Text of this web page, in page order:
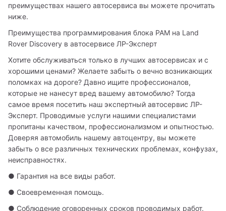
преимуществах нашего автосервиса вы можете прочитать
ниже.
Преимущества программирования блока PAM на Land
Rover Discovery в автосервисе ЛР-Эксперт
Хотите обслуживаться только в лучших автосервисах и с
хорошими ценами? Желаете забыть о вечно возникающих
поломках на дороге? Давно ищите профессионалов,
которые не нанесут вред вашему автомобилю? Тогда
самое время посетить наш экспертный автосервис ЛР-
Эксперт. Проводимые услуги нашими специалистами
пропитаны качеством, профессионализмом и опытностью.
Доверяя автомобиль нашему автоцентру, вы можете
забыть о все различных технических проблемах, конфузах,
неисправностях.
● Гарантия на все виды работ.
● Своевременная помощь.
● Соблюдение оговоренных сроков проводимых работ.